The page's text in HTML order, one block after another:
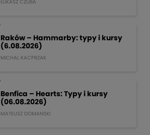
ŁUKASZ CZUBA
Raków – Hammarby: typy i kursy
(6.08.2026)
MICHAL KACPRZAK
Benfica – Hearts: Typy i kursy
(06.08.2026)
MATEUSZ DOMANSKI